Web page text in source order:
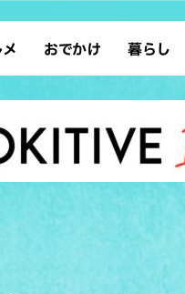
ン 沖縄そば
ウト カフェ
和食・日本
おでかけ
デート
散歩
暮らし
レシピ
ファッショ
沖縄移住